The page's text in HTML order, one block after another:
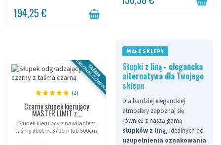
194,25 €
TAŚMA
PERSONALIZOWANA
(2)
Czarny słupek kierujący
MASTER LIMIT z...
Słupek kierujący z nawijadłem
taśmy 300cm, 370cm lub 500cm,
MAŁE SKLEPY
Słupki z liną - elegancka
alternatywa dla Twojego
sklepu
Dla bardziej eleganckiej
atmosfery zapoznaj się
również z naszą gamą
słupków z liną, idealnych do
uzupełnienia oznakowania